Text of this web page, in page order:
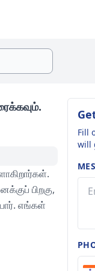
பிறகு,
எங்கள்
Fill
will